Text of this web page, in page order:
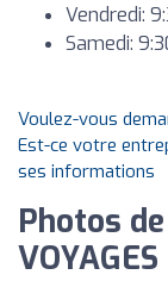
Vendredi:
Samedi:
Voulez-vous
Est-ce votre
ses informations
Photos
VOYAGES